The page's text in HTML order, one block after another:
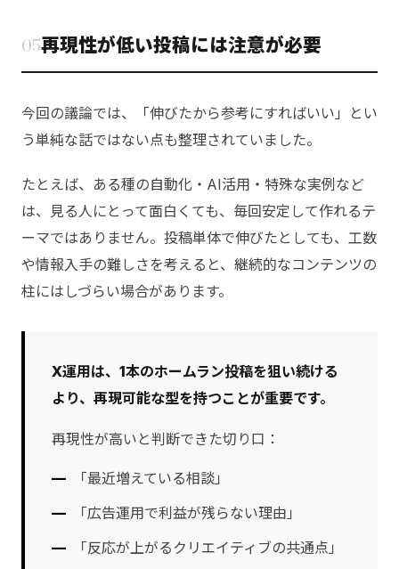
05再現性が低い投稿には注意が必要
今回の議論では、「伸びたから参考にすればいい」とい
う単純な話ではない点も整理されていました。
たとえば、ある種の自動化・AI活用・特殊な実例など
は、見る人にとって面白くても、毎回安定して作れるテ
ーマではありません。投稿単体で伸びたとしても、工数
や情報入手の難しさを考えると、継続的なコンテンツの
柱にはしづらい場合があります。
X運用は、1本のホームラン投稿を狙い続ける
より、再現可能な型を持つことが重要です。
再現性が高いと判断できた切り口：
「最近増えている相談」
「広告運用で利益が残らない理由」
「反応が上がるクリエイティブの共通点」